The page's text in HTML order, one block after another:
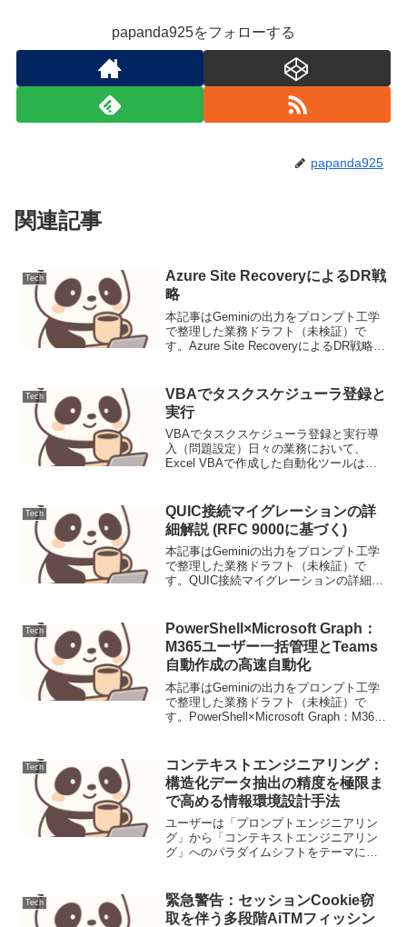
papanda925をフォローする
papanda925
関連記事
Tech
Azure Site RecoveryによるDR戦
略
本記事はGeminiの出力をプロンプト工学
で整理した業務ドラフト（未検証）で
す。Azure Site RecoveryによるDR戦略ク
（Business...
Tech
VBAでタスクスケジューラ登録と
実行
VBAでタスクスケジューラ登録と実行導
入（問題設定）日々の業務において、
Excel VBAで作成した自動化ツールは強
ちです。「特定の時間にレポートを自動
生成したい」「週...
Tech
QUIC接続マイグレーションの詳
細解説 (RFC 9000に基づく)
本記事はGeminiの出力をプロンプト工学
で整理した業務ドラフト（未検証）で
す。QUIC接続マイグレーションの詳細解
続がIPアドレスとポートの4つ組に厳密...
Tech
PowerShell×Microsoft Graph：
M365ユーザー一括管理とTeams
自動作成の高速自動化
本記事はGeminiの出力をプロンプト工学
で整理した業務ドラフト（未検証）で
す。PowerShell×Microsoft Graph：M365
AD（Entra...
Tech
コンテキストエンジニアリング：
構造化データ抽出の精度を極限ま
で高める情報環境設計手法
ユーザーは「プロンプトエンジニアリン
グ」から「コンテキストエンジニアリン
グ」へのパラダイムシフトをテーマにし
ンテキスト窓など）を前提とし、単なる
命令...
Tech
緊急警告：セッションCookie窃
取を伴う多段階AiTMフィッシン